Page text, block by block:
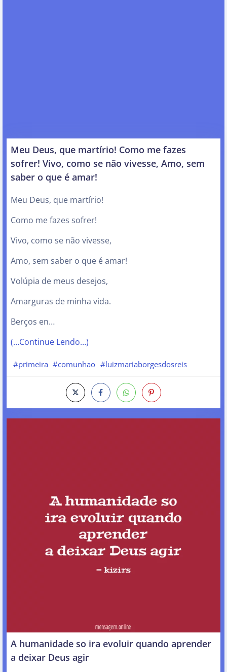
Meu Deus, que martírio! Como me fazes
sofrer! Vivo, como se não vivesse, Amo, sem
saber o que é amar!
Meu Deus, que martírio!
Como me fazes sofrer!
Vivo, como se não vivesse,
Amo, sem saber o que é amar!
Volúpia de meus desejos,
Amarguras de minha vida.
Berços en…
(…Continue Lendo…)
#primeira #comunhao #luizmariaborgesdosreis
A humanidade so ira evoluir quando aprender
a deixar Deus agir